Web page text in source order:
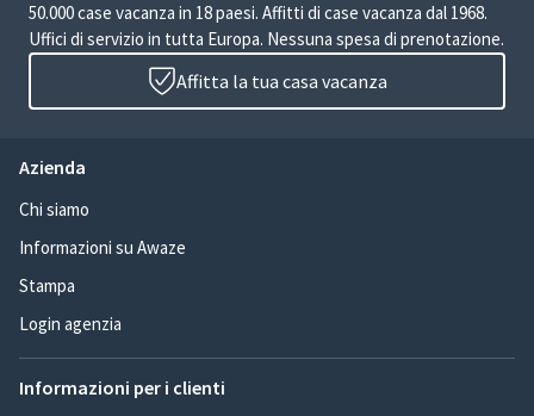
50.000 case vacanza in 18 paesi. Affitti di case vacanza dal 1968.
Uffici di servizio in tutta Europa. Nessuna spesa di prenotazione.
Affitta la tua casa vacanza
Azienda
Chi siamo
Informazioni su Awaze
Stampa
Login agenzia
Informazioni per i clienti